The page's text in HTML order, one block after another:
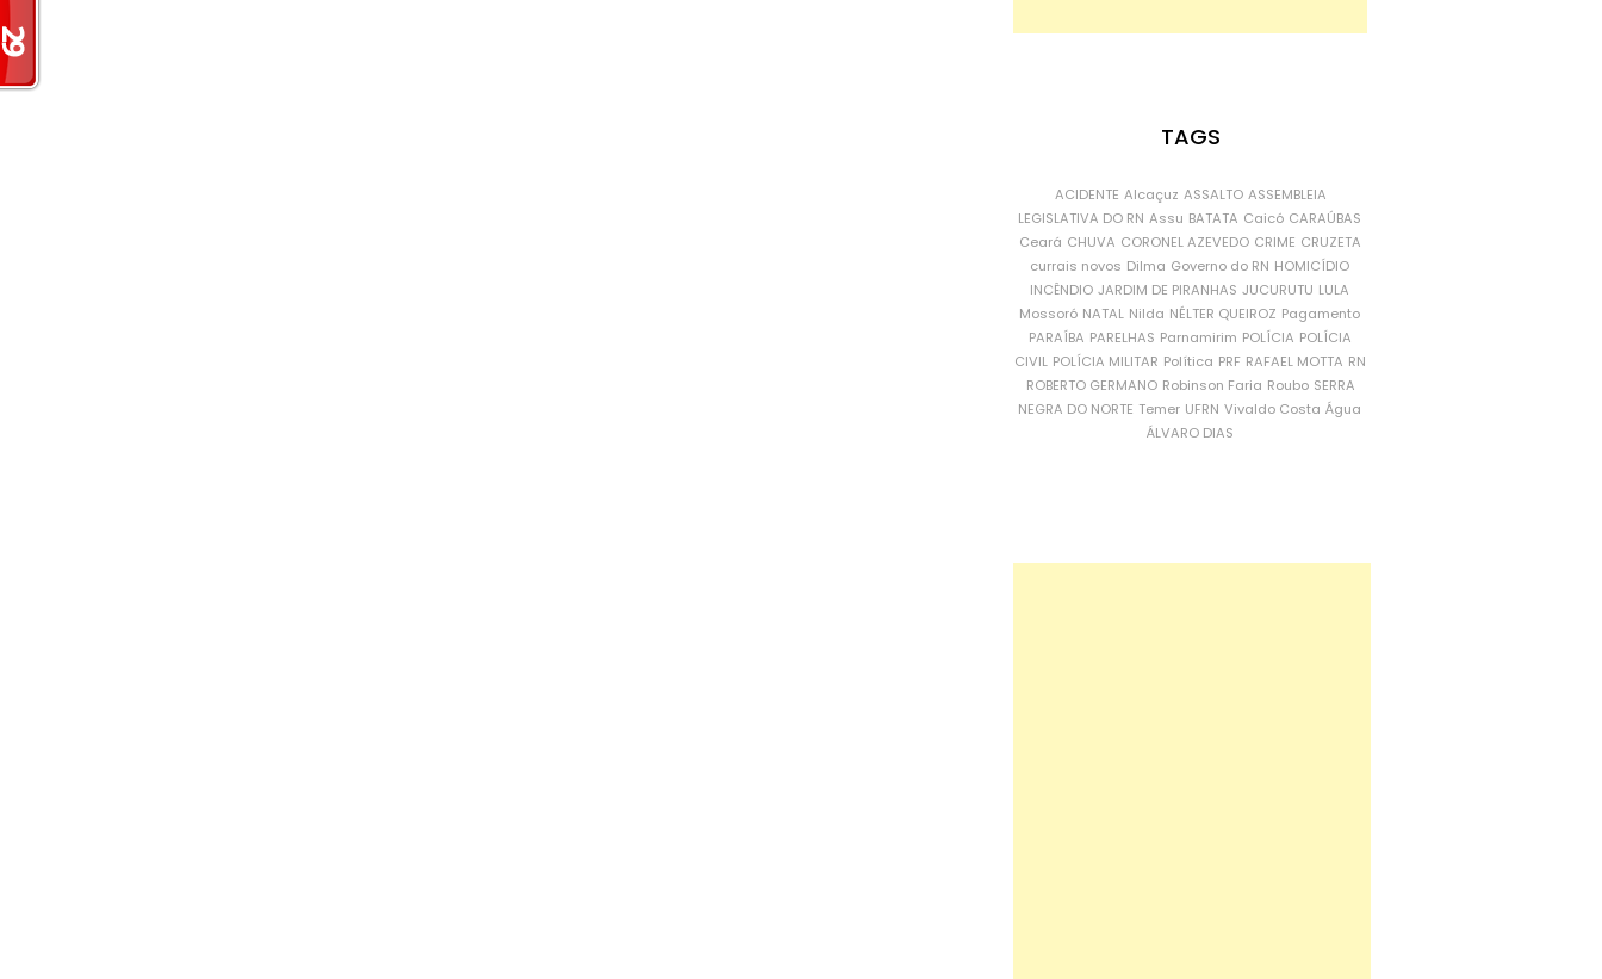
TAGS
ACIDENTE Alcaçuz ASSALTO ASSEMBLEIA
LEGISLATIVA DO RN Assu BATATA Caicó CARAÚBAS
Ceará CHUVA CORONEL AZEVEDO CRIME CRUZETA
currais novos Dilma Governo do RN HOMICÍDIO
INCÊNDIO JARDIM DE PIRANHAS JUCURUTU LULA
Mossoró NATAL Nilda NÉLTER QUEIROZ Pagamento
PARAÍBA PARELHAS Parnamirim POLÍCIA POLÍCIA
CIVIL POLÍCIA MILITAR Política PRF RAFAEL MOTTA RN
ROBERTO GERMANO Robinson Faria Roubo SERRA
NEGRA DO NORTE Temer UFRN Vivaldo Costa Água
ÁLVARO DIAS